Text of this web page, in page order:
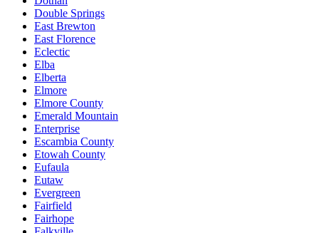
Double Springs
East Brewton
East Florence
Eclectic
Elba
Elberta
Elmore
Elmore County
Emerald Mountain
Enterprise
Escambia County
Etowah County
Eufaula
Eutaw
Evergreen
Fairfield
Fairhope